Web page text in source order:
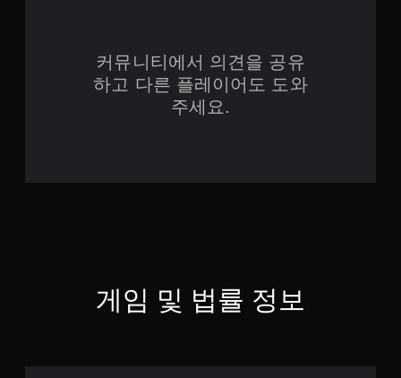
커뮤니티에서 의견을 공유
하고 다른 플레이어도 도와
주세요.
게임 및 법률 정보